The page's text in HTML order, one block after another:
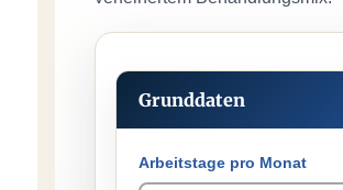
Grunddaten
Arbeitstage pro Monat